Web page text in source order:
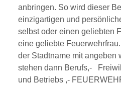
anbringen. So wird dieser
einzigartigen und
selbst oder einen geliebten
eine geliebte
der Stadtname mit angeben
stehen dann Berufs,-
und Betriebs ,-